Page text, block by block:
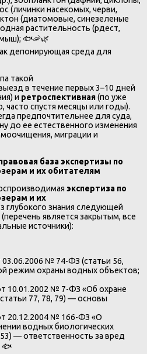
(личинки насекомых, черви,
(диатомовые, синезеленые
растительность (рдест,
🐟🦐🌿
депонирующая среда для
такой
в течение первых 3–10 дней
и ретроспективная(по уже
спустя месяцы или годы).
предпочтительнее для суда,
до ее естественного изменения
миграции и
база экспертизы по
и их обитателям
экспертиза по
и их
глубокого знания следующей
является закрытым, все
источники):
№ 74-ФЗ (статьи 56,
режим охраны водных объектов;
10.01.2002 № 7-ФЗ «Об охране
77, 78, 79) — основы
20.12.2004 № 166-ФЗ «О
водных биологических
— ответственность за вред
🐟